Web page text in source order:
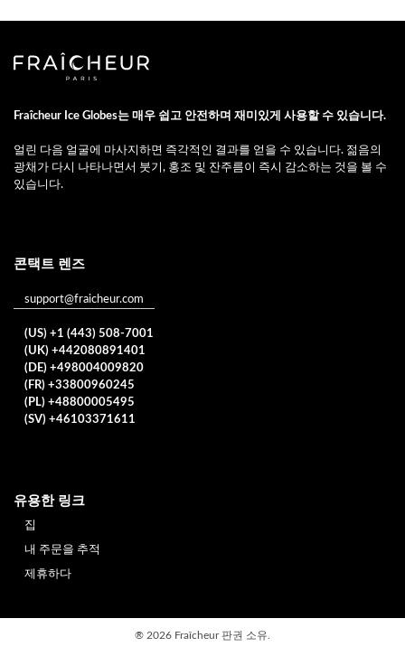
Fraîcheur Ice Globes는 매우 쉽고 안전하며 재미있게 사용할 수 있습니다.
얼린 다음 얼굴에 마사지하면 즉각적인 결과를 얻을 수 있습니다. 젊음의
광채가 다시 나타나면서 붓기, 홍조 및 잔주름이 즉시 감소하는 것을 볼 수
있습니다.
콘택트 렌즈
support@fraicheur.com
(US) +1 (443) 508-7001
(UK) +442080891401
(DE) +498004009820
(FR) +33800960245
(PL) +48800005495
(SV) +46103371611
유용한 링크
집
내 주문을 추적
제휴하다
® 2026 Fraîcheur 판권 소유.